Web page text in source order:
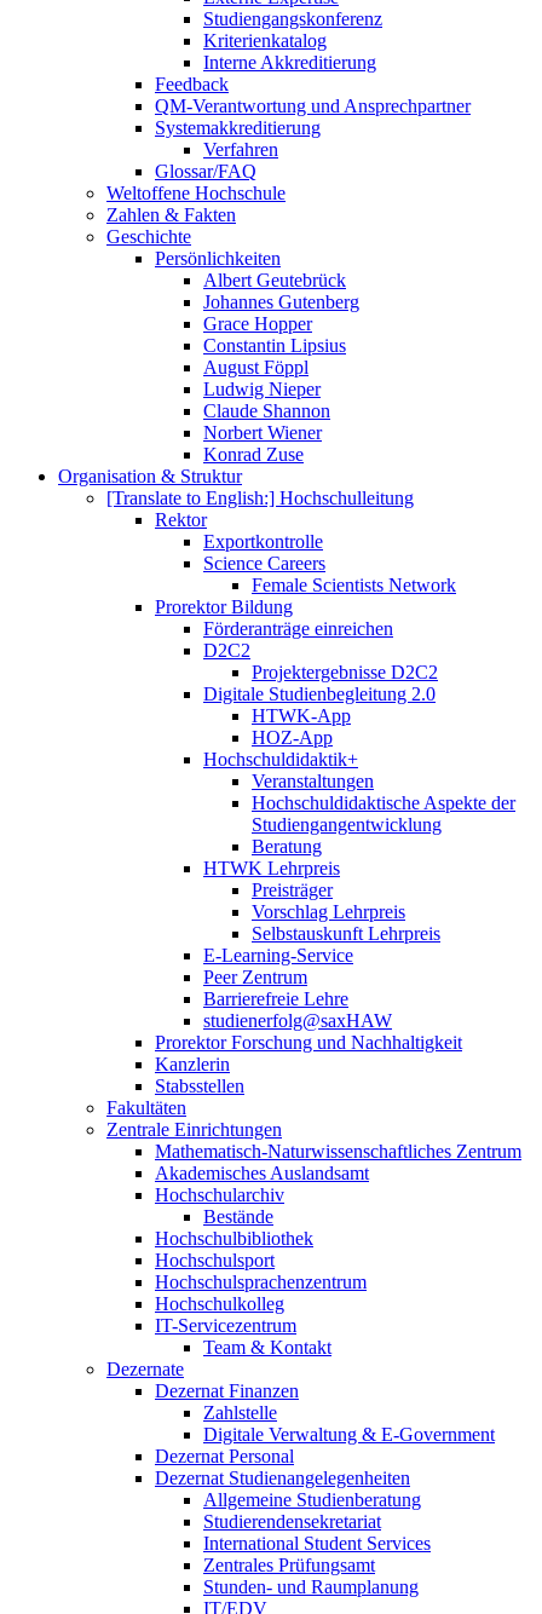
Studiengangskonferenz
Kriterienkatalog
Interne Akkreditierung
Feedback
QM-Verantwortung und Ansprechpartner
Systemakkreditierung
Verfahren
Glossar/FAQ
Weltoffene Hochschule
Zahlen & Fakten
Geschichte
Persönlichkeiten
Albert Geutebrück
Johannes Gutenberg
Grace Hopper
Constantin Lipsius
August Föppl
Ludwig Nieper
Claude Shannon
Norbert Wiener
Konrad Zuse
Organisation & Struktur
[Translate to English:] Hochschulleitung
Rektor
Exportkontrolle
Science Careers
Female Scientists Network
Prorektor Bildung
Förderanträge einreichen
D2C2
Projektergebnisse D2C2
Digitale Studienbegleitung 2.0
HTWK-App
HOZ-App
Hochschuldidaktik+
Veranstaltungen
Hochschuldidaktische Aspekte der
Studiengangentwicklung
Beratung
HTWK Lehrpreis
Preisträger
Vorschlag Lehrpreis
Selbstauskunft Lehrpreis
E-Learning-Service
Peer Zentrum
Barrierefreie Lehre
studienerfolg@saxHAW
Prorektor Forschung und Nachhaltigkeit
Kanzlerin
Stabsstellen
Fakultäten
Zentrale Einrichtungen
Mathematisch-Naturwissenschaftliches Zentrum
Akademisches Auslandsamt
Hochschularchiv
Bestände
Hochschulbibliothek
Hochschulsport
Hochschulsprachenzentrum
Hochschulkolleg
IT-Servicezentrum
Team & Kontakt
Dezernate
Dezernat Finanzen
Zahlstelle
Digitale Verwaltung & E-Government
Dezernat Personal
Dezernat Studienangelegenheiten
Allgemeine Studienberatung
Studierendensekretariat
International Student Services
Zentrales Prüfungsamt
Stunden- und Raumplanung
IT/EDV